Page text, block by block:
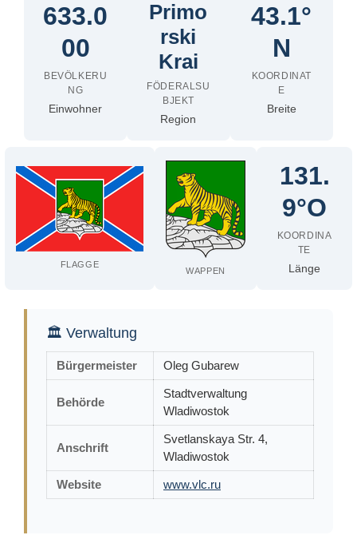
633.0
00
BEVÖLKERU
NG
Einwohner
Primo
rski
Krai
FÖDERALSU
BJEKT
Region
43.1°
N
KOORDINAT
E
Breite
FLAGGE
WAPPEN
131.
9°O
KOORDINA
TE
Länge
🏛 Verwaltung
Bürgermeister Oleg Gubarew
Behörde
Stadtverwaltung
Wladiwostok
Anschrift
Svetlanskaya Str. 4,
Wladiwostok
Website www.vlc.ru